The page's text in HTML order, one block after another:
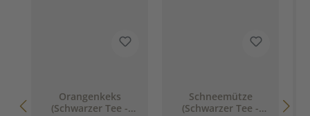
Orangenkeks
(Schwarzer Tee -
Schneemütze
(Schwarzer Tee -